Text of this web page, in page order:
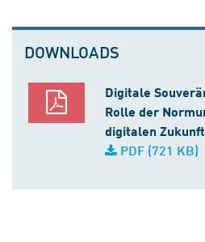
DOWNLOADS
Digitale
Rolle der
digitalen Zukunft
PDF (721 KB)